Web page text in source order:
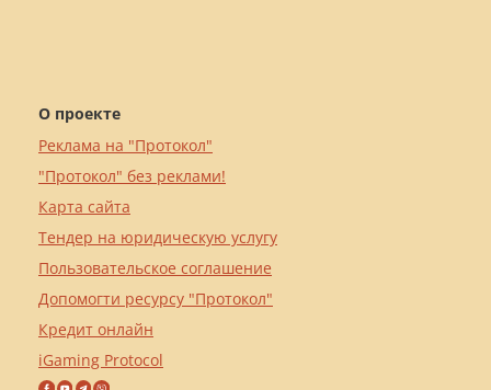
О проекте
Реклама на "Протокол"
"Протокол" без реклами!
Карта сайта
Тендер на юридическую услугу
Пользовательское соглашение
Допомогти ресурсу "Протокол"
Кредит онлайн
iGaming Protocol